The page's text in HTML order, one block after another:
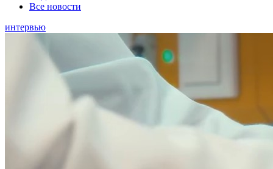
Все новости
интервью